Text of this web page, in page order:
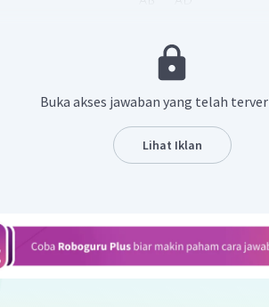
Buka akses jawaban yang telah
Lihat Iklan